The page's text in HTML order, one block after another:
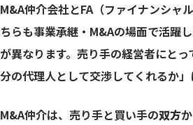
M&A仲介会社とFA（ファイナンシャ
ちらも事業承継・M&Aの場面で活躍
が異なります。売り手の経営者にと
分の代理人として交渉してくれるか」
M&A仲介は、売り手と買い手の双方